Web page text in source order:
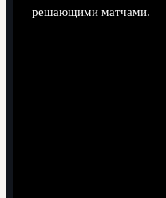
решающими матчами.